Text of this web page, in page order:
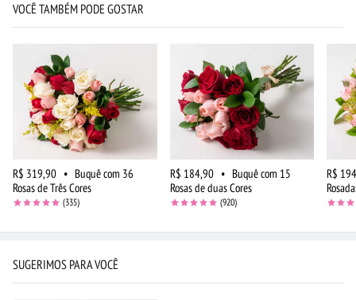
VOCÊ TAMBÉM PODE GOSTAR
R$ 319,90 • Buquê com 36
Rosas de Três Cores
(335)
R$ 184,90 • Buquê com 15
Rosas de duas Cores
(920)
R$
SUGERIMOS PARA VOCÊ